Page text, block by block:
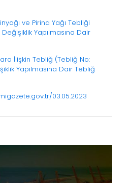
ve Pirina Yağı Tebliği
Yapılmasına Dair
İlişkin Tebliğ (Tebliğ No:
Yapılmasına Dair Tebliğ
03.05.2023